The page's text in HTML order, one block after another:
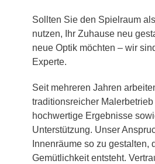
Sollten Sie den Spielraum
nutzen, Ihr Zuhause neu
neue Optik möchten – wir
Experte.
Seit mehreren Jahren
traditionsreicher
hochwertige Ergebnisse
Unterstützung. Unser
Innenräume so zu gestalten,
Gemütlichkeit entsteht.